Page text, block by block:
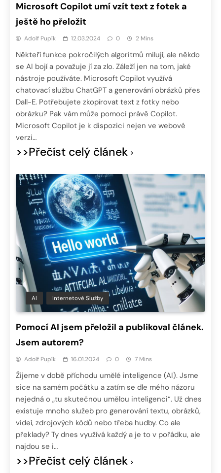
Microsoft Copilot umí vzít text z fotek a
ještě ho přeložit
Adolf Pupík 12.03.2024 0 2 Mins
Někteří funkce pokročilých algoritmů milují, ale někdo
se AI bojí a považuje jí za zlo. Záleží jen na tom, jaké
nástroje používáte. Microsoft Copilot využívá
chatovací službu ChatGPT a generování obrázků přes
Dall-E. Potřebujete zkopírovat text z fotky nebo
obrázku? Pak vám může pomoci právě Copilot.
Microsoft Copilot je k dispozici nejen ve webové
verzi…
>>Přečíst celý článek
AI Internetové Služby
Pomocí AI jsem přeložil a publikoval článek.
Jsem autorem?
Adolf Pupík 16.01.2024 0 7 Mins
Žijeme v době příchodu umělé inteligence (AI). Jsme
sice na samém počátku a zatím se dle mého názoru
nejedná o „tu skutečnou umělou inteligenci“. Už dnes
existuje mnoho služeb pro generování textu, obrázků,
videí, zdrojových kódů nebo třeba hudby. Co ale
překlady? Ty dnes využívá každý a je to v pořádku, ale
najdou se i…
>>Přečíst celý článek